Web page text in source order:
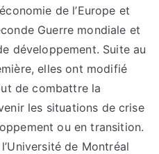
de l’Europe et
Guerre mondiale et
développement. Suite au
elles ont modifié
de combattre la
les situations de crise
ou en transition.
de Montréal